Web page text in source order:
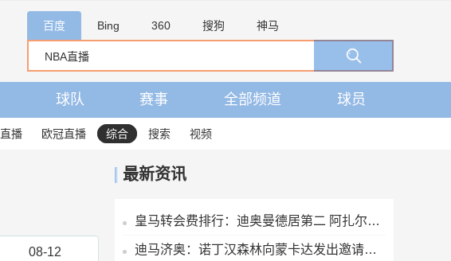
百度 Bing 360 搜狗 神马
球队 赛事 全部频道 球员
播 欧冠直播 综合 搜索 视频
08-12
最新资讯
皇马转会费排行：迪奥曼德居第二 阿扎尔第三 C罗第五 齐达内第七
迪马济奥：诺丁汉森林向蒙卡达发出邀请，后者可能前往英超发展